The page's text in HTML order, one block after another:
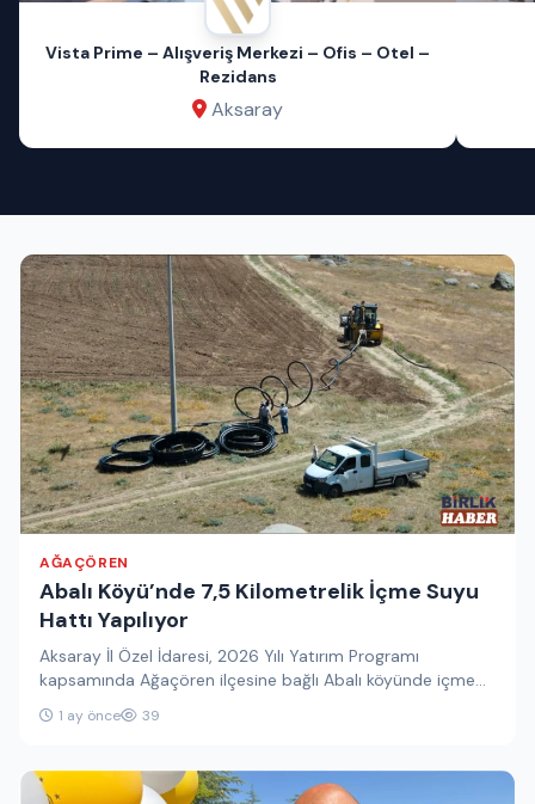
Vista Prime – Alışveriş Merkezi – Ofis – Otel –
Rezidans
Aksaray
AĞAÇÖREN
Abalı Köyü’nde 7,5 Kilometrelik İçme Suyu
Hattı Yapılıyor
Aksaray İl Özel İdaresi, 2026 Yılı Yatırım Programı
kapsamında Ağaçören ilçesine bağlı Abalı köyünde içme
suyu altyapısını yenilemek…
1 ay önce 39